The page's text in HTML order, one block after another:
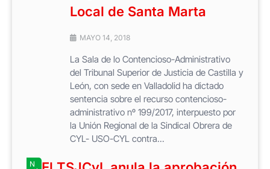
Local de Santa Marta
MAYO 14, 2018
La Sala de lo Contencioso-Administrativo
del Tribunal Superior de Justicia de Castilla y
León, con sede en Valladolid ha dictado
sentencia sobre el recurso contencioso-
administrativo nº 199/2017, interpuesto por
la Unión Regional de la Sindical Obrera de
CYL- USO-CYL contra...
N